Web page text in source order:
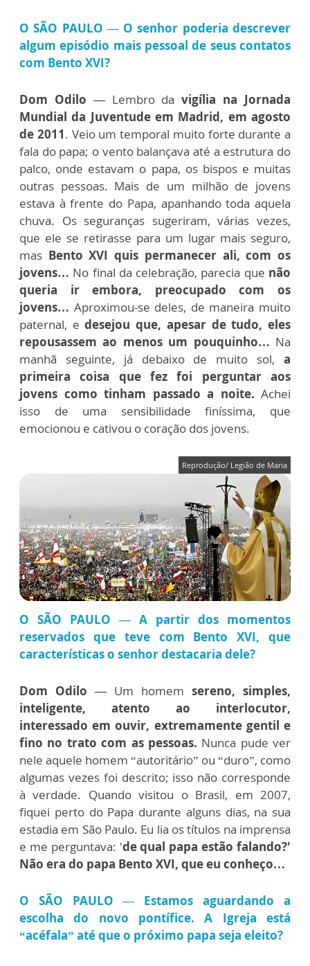
O SÃO PAULO — O senhor poderia descrever
algum episódio mais pessoal de seus contatos
com Bento XVI?
Dom Odilo — Lembro davigília na Jornada
Mundial da Juventude em Madrid, em agosto
de 2011. Veio um temporal muito forte durante a
fala do papa; o vento balançava até a estrutura do
palco, onde estavam o papa, os bispos e muitas
outras pessoas. Mais de um milhão de jovens
estava à frente do Papa, apanhando toda aquela
chuva. Os seguranças sugeriram, várias vezes,
que ele se retirasse para um lugar mais seguro,
mas Bento XVI quis permanecer ali, com os
jovens… No final da celebração, parecia que não
queria ir embora, preocupado com os
jovens… Aproximou-se deles, de maneira muito
paternal, edesejou que, apesar de tudo, eles
repousassem ao menos um pouquinho… Na
manhã seguinte, já debaixo de muito sol, a
primeira coisa que fez foi perguntar aos
jovens como tinham passado a noite. Achei
isso de uma sensibilidade finíssima, que
emocionou e cativou o coração dos jovens.
Reprodução/ Legião de Maria
O SÃO PAULO — A partir dos momentos
reservados que teve com Bento XVI, que
características o senhor destacaria dele?
Dom Odilo — Um homem sereno, simples,
inteligente, atento ao interlocutor,
interessado em ouvir, extremamente gentil e
fino no trato com as pessoas. Nunca pude ver
nele aquele homem “autoritário” ou “duro”, como
algumas vezes foi descrito; isso não corresponde
à verdade. Quando visitou o Brasil, em 2007,
fiquei perto do Papa durante alguns dias, na sua
estadia em São Paulo. Eu lia os títulos na imprensa
e me perguntava: 'de qual papa estão falando?'
Não era do papa Bento XVI, que eu conheço…
O SÃO PAULO — Estamos aguardando a
escolha do novo pontífice. A Igreja está
“acéfala” até que o próximo papa seja eleito?